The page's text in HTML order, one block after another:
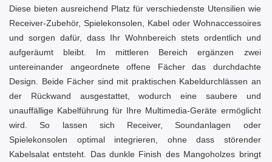
Diese bieten ausreichend Platz für verschiedenste Utensilien wie
Receiver-Zubehör, Spielekonsolen, Kabel oder Wohnaccessoires
und sorgen dafür, dass Ihr Wohnbereich stets ordentlich und
aufgeräumt bleibt. Im mittleren Bereich ergänzen zwei
untereinander angeordnete offene Fächer das durchdachte
Design. Beide Fächer sind mit praktischen Kabeldurchlässen an
der Rückwand ausgestattet, wodurch eine saubere und
unauffällige Kabelführung für Ihre Multimedia-Geräte ermöglicht
wird. So lassen sich Receiver, Soundanlagen oder
Spielekonsolen optimal integrieren, ohne dass störender
Kabelsalat entsteht. Das dunkle Finish des Mangoholzes bringt